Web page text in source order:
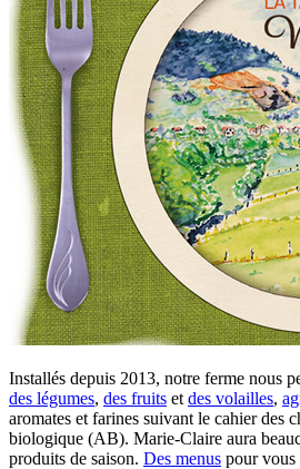
Installés depuis 2013, notre ferme nous
des légumes, des fruits et des volailles,
aromates et farines suivant le cahier des
biologique (AB). Marie-Claire aura
produits de saison. Des menus pour vous